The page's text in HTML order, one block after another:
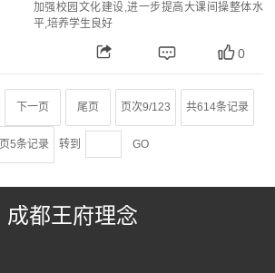
加强校园文化建设,进一步提高大课间操整体水
平,培养学生良好
0
下一页 尾页 页次9/123 共614条记录
页5条记录 转到 GO
成都王府理念